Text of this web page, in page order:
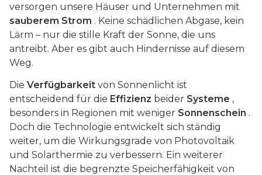
versorgen unsere Häuser und Unternehmen mit
sauberem Strom . Keine schädlichen Abgase, kein
Lärm – nur die stille Kraft der Sonne, die uns
antreibt. Aber es gibt auch Hindernisse auf diesem
Weg.
Die Verfügbarkeit von Sonnenlicht ist
entscheidend für die Effizienz beider Systeme ,
besonders in Regionen mit weniger Sonnenschein .
Doch die Technologie entwickelt sich ständig
weiter, um die Wirkungsgrade von Photovoltaik
und Solarthermie zu verbessern. Ein weiterer
Nachteil ist die begrenzte Speicherfähigkeit von